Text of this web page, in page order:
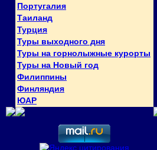
Португалия
Таиланд
Турция
Туры выходного дня
Туры на горнолыжные курорты
Туры на Новый год
Филиппины
Финляндия
ЮАР